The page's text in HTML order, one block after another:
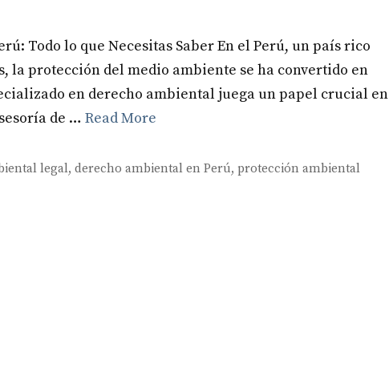
Todo lo que Necesitas Saber En el Perú, un país rico
la protección del medio ambiente se ha convertido en
en derecho ambiental juega un papel crucial en
de … Read More
legal,derecho ambiental en Perú, protección ambiental